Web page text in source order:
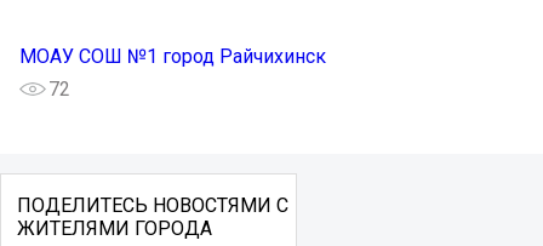
МОАУ СОШ №1 город Райчихинск
72
ПОДЕЛИТЕСЬ НОВОСТЯМИ С
ЖИТЕЛЯМИ ГОРОДА